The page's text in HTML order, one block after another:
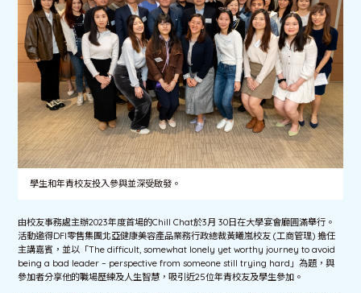
學生和年青校友投入參與並深受啟發。
由校友事務處主辦2023年度首場的Chill Chat於3月 30日在大學宴會廳圓滿舉行。
活動邀得DFI零售集團北亞健康美容產品業務行政總裁黃曦嵐校友 (工商管理) 擔任
主講嘉賓，並以「The difficult, somewhat lonely yet worthy journey to avoid
being a bad leader – perspective from someone still trying hard」為題，與
參加者分享他的職場歷練及人生智慧，吸引近25位年青校友及學生參加。